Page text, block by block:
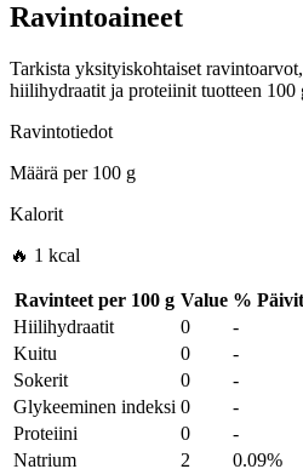
Ravintoaineet
Tarkista yksityiskohtaiset
hiilihydraatit ja proteiinit tuotteen 100
Ravintotiedot
Määrä per100 g
Kalorit
🔥 1 kcal
Ravinteet per 100 g Value %
Hiilihydraatit
0
-
Kuitu
0
-
Sokerit
0
-
Glykeeminen indeksi 0
-
Proteiini
0
-
Natrium
2
0.09%